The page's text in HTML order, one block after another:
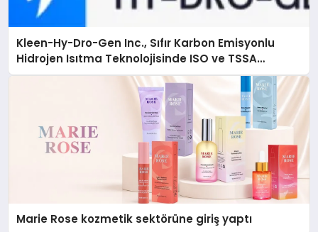
Kleen-Hy-Dro-Gen Inc., Sıfır Karbon Emisyonlu
Hidrojen Isıtma Teknolojisinde ISO ve TSSA
Düzenleyici Onaylarını Aldı
Marie Rose kozmetik sektörüne giriş yaptı